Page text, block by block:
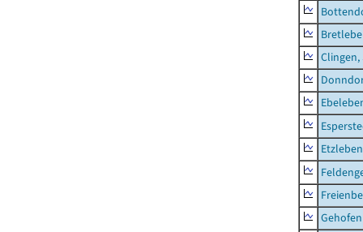
Etzleben
Gehofen